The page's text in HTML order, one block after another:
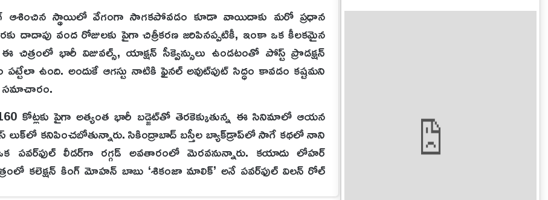
ఆశించిన స్థాయిలో వేగంగా సాగకపోవడం కూడా వాయిదాకు మరో ప్రధాన
దాదాపు వంద రోజులకు పైగా చిత్రీకరణ జరిపినప్పటికీ, ఇంకా ఒక కీలకమైన
భారీ విజువల్స్, యాక్షన్ సీక్వెన్సులు ఉండటంతో పోస్ట్ ప్రొడక్షన్
ఉంది. అందుకే ఆగస్టు నాటికి ఫైనల్ అవుట్‌పుట్ సిద్ధం కావడం కష్టమని
సమాచారం.
కోట్లకు పైగా అత్యంత భారీ బడ్జెట్‌తో తెరకెక్కుతున్న ఈ సినిమాలో ఆయన
లుక్‌లో కనిపించబోతున్నారు. సికింద్రాబాద్ బస్తీల బ్యాక్‌డ్రాప్‌లో సాగే కథలో నాని
పవర్‌ఫుల్ లీడర్‌గా రగ్గడ్ అవతారంలో మెరవనున్నారు. కయాదు లోహర్
కలెక్షన్ కింగ్ మోహన్ బాబు ‘శికంజా మాలిక్’ అనే పవర్‌ఫుల్ విలన్ రోల్